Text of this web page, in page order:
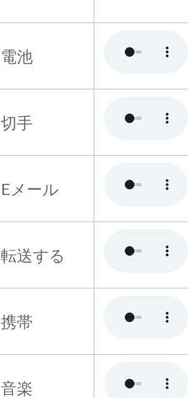
電池
切手
Eメール
転送する
携帯
音楽